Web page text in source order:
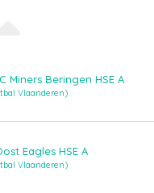
Miners Beringen HSE A
Vlaanderen)
Eagles HSE A
Vlaanderen)